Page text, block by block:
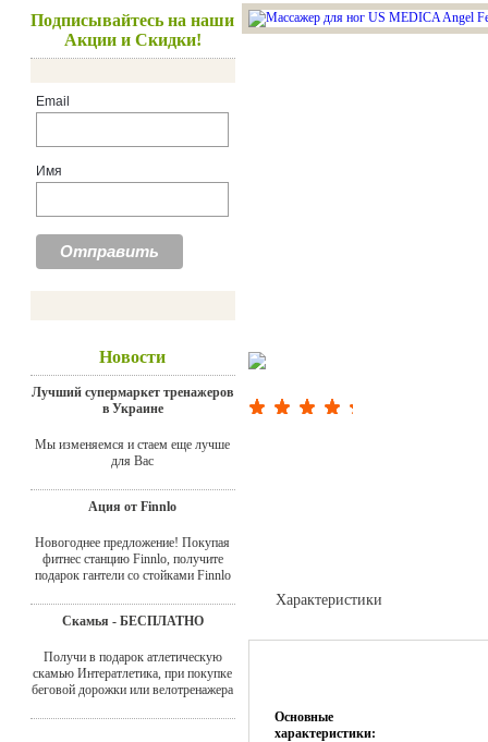
Подписывайтесь на наши
Акции и Скидки!
Email
Имя
Новости
Лучший супермаркет тренажеров
в Украине
Мы изменяемся и стаем еще лучше
для Вас
Ация от Finnlo
Новогоднее предложение! Покупая
фитнес станцию Finnlo, получите
подарок гантели со стойками Finnlo
Скамья - БЕСПЛАТНО
Получи в подарок атлетическую
скамью Интератлетика, при покупке
беговой дорожки или велотренажера
Характеристики
Основные
характеристики: